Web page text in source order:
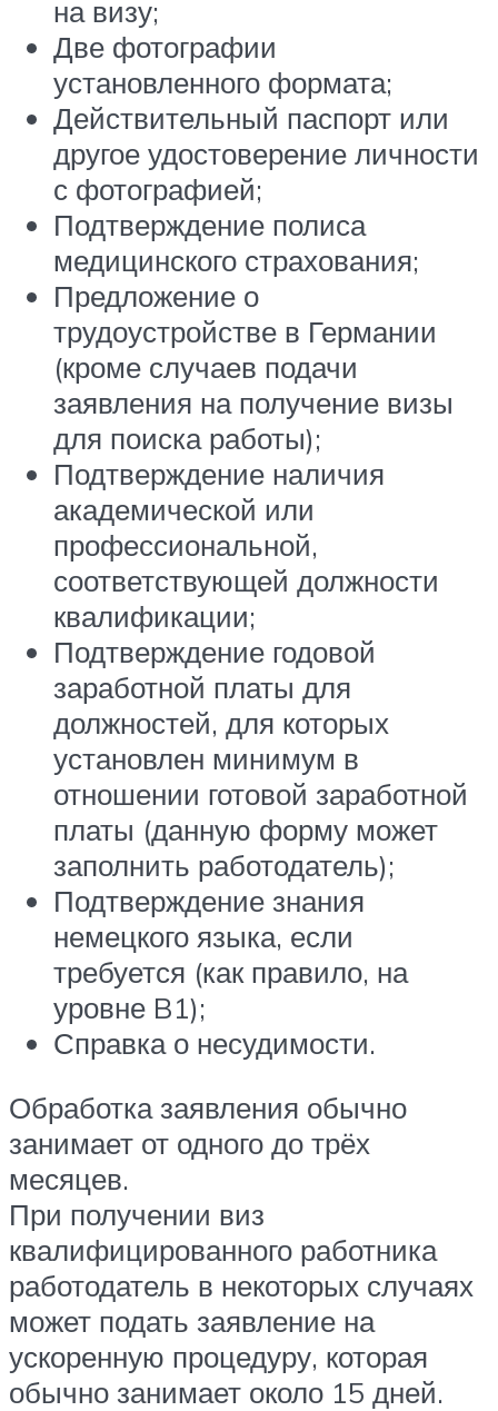
на визу;
Две фотографии
установленного формата;
Действительный паспорт или
другое удостоверение личности
с фотографией;
Подтверждение полиса
медицинского страхования;
Предложение о
трудоустройстве в Германии
(кроме случаев подачи
заявления на получение визы
для поиска работы);
Подтверждение наличия
академической или
профессиональной,
соответствующей должности
квалификации;
Подтверждение годовой
заработной платы для
должностей, для которых
установлен минимум в
отношении готовой заработной
платы (данную форму может
заполнить работодатель);
Подтверждение знания
немецкого языка, если
требуется (как правило, на
уровне B1);
Справка о несудимости.
Обработка заявления обычно
занимает от одного до трёх
месяцев.
При получении виз
квалифицированного работника
работодатель в некоторых случаях
может подать заявление на
ускоренную процедуру, которая
обычно занимает около 15 дней.